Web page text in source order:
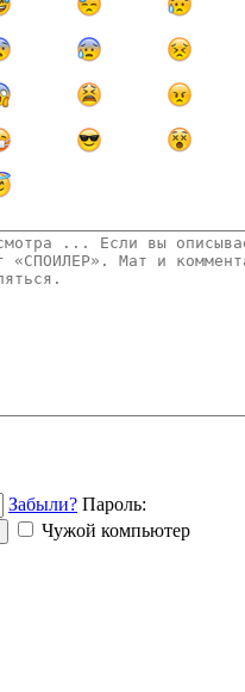
Забыли? Пароль:
Чужой компьютер